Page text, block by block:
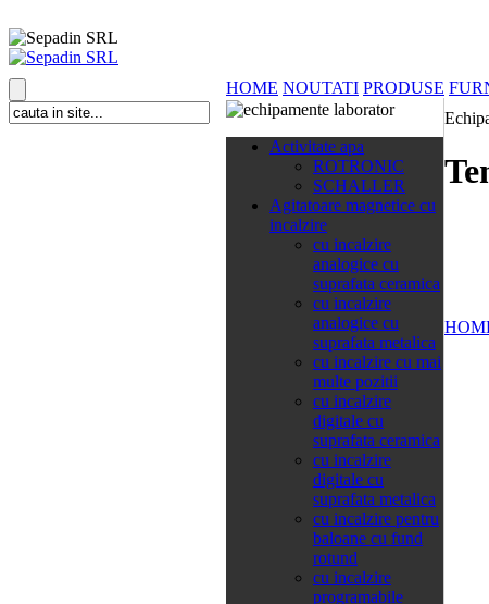
HOME NOUTATI PRODUSE
Activitate apa
ROTRONIC
SCHALLER
Agitatoare magnetice cu
incalzire
cu incalzire
analogice cu
suprafata ceramica
cu incalzire
analogice cu
suprafata metalica
cu incalzire cu mai
multe pozitii
cu incalzire
digitale cu
suprafata ceramica
cu incalzire
digitale cu
suprafata metalica
cu incalzire pentru
baloane cu fund
rotund
cu incalzire
programabile